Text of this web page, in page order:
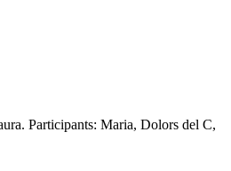
Participants: Maria, Dolors del C,